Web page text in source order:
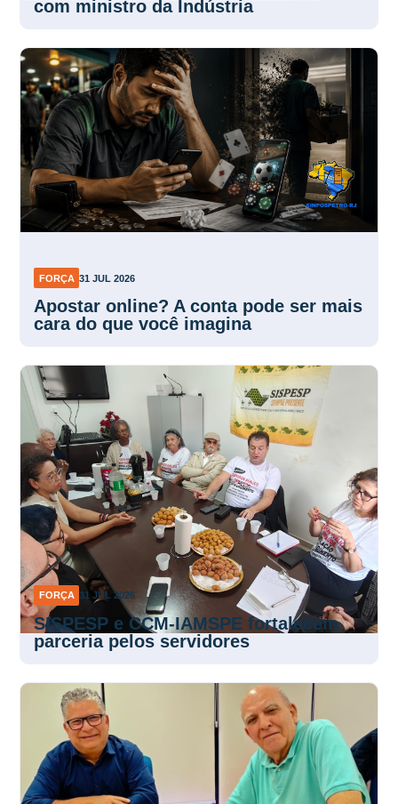
Apostar online? A conta pode ser mais
cara do que você imagina
FORÇA 31 JUL 2026
SISPESP e CCM-IAMSPE fortalecem
parceria pelos servidores